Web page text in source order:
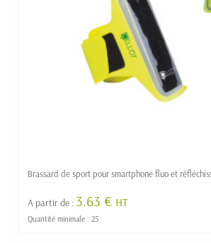
Brassard de sport pour smartphone fluo et
A partir de : 3.63 € HT
Quantité minimale : 25